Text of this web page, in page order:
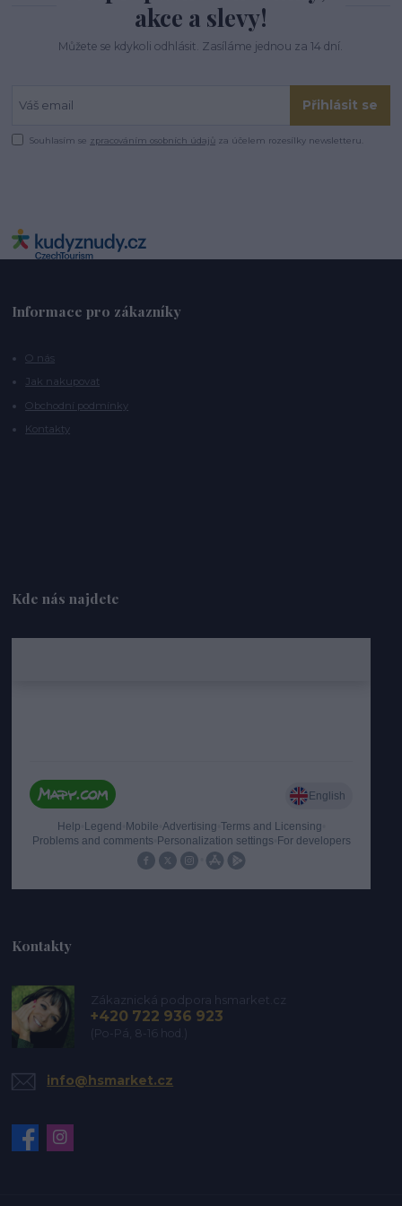
akce a slevy!
Můžete se kdykoli odhlásit. Zasíláme jednou za 14 dní.
Přihlásit se
Souhlasím se zpracováním osobních údajů za účelem rozesílky newsletteru.
Informace pro zákazníky
O nás
Jak nakupovat
Obchodní podmínky
Kontakty
Kde nás najdete
Kontakty
Zákaznická podpora hsmarket.cz
+420 722 936 923
(Po-Pá, 8-16 hod.)
info@hsmarket.cz